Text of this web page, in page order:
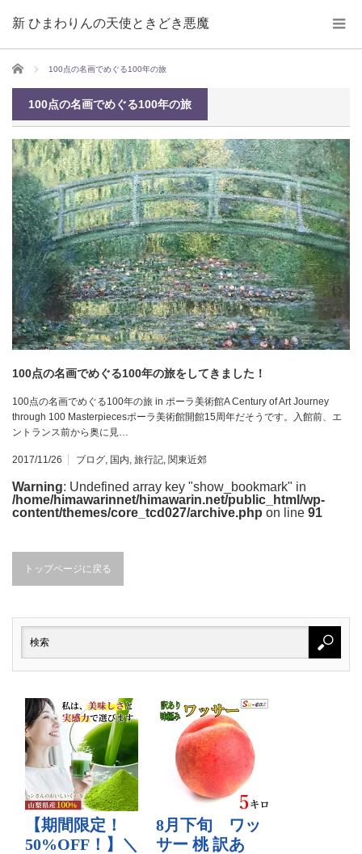
新 ひまわりんの天使ときどき悪魔
ホーム 100点の名画でめぐる100年の旅
100点の名画でめぐる100年の旅
100点の名画でめぐる100年の旅をしてきました！
100点の名画でめぐる100年の旅 in ポーラ美術館A Century of Art Journey
through 100 Masterpiecesポーラ美術館開館15周年だそうです。入館前、エ
ントランス前から奥に見…
2017/11/26 ブログ, 国内, 旅行記, 関東近郊
Warning: Undefined array key "show_bookmark" in
/home/himawarinnet/himawarin.net/public_html/wp-
content/themes/core_tcd027/archive.php on line 91
トップページに戻る